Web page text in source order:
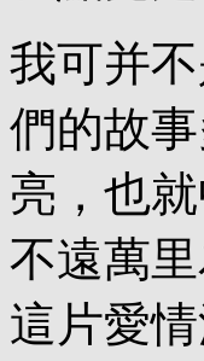
我可并
們的故
亮，也
不遠萬
這片愛情